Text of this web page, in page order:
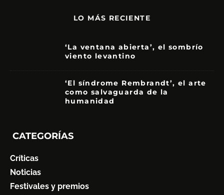
LO MÁS RECIENTE
‘La ventana abierta’, el sombrío
viento levantino
‘El síndrome Rembrandt’, el arte
como salvaguarda de la
humanidad
CATEGORÍAS
Críticas
Noticias
Festivales y premios